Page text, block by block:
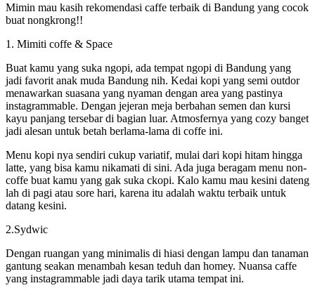
Mimin mau kasih rekomendasi caffe terbaik di Bandung yang cocok
buat nongkrong!!
1. Mimiti coffe & Space
Buat kamu yang suka ngopi, ada tempat ngopi di Bandung yang
jadi favorit anak muda Bandung nih. Kedai kopi yang semi outdor
menawarkan suasana yang nyaman dengan area yang pastinya
instagrammable. Dengan jejeran meja berbahan semen dan kursi
kayu panjang tersebar di bagian luar. Atmosfernya yang cozy banget
jadi alesan untuk betah berlama-lama di coffe ini.
Menu kopi nya sendiri cukup variatif, mulai dari kopi hitam hingga
latte, yang bisa kamu nikamati di sini. Ada juga beragam menu non-
coffe buat kamu yang gak suka ckopi. Kalo kamu mau kesini dateng
lah di pagi atau sore hari, karena itu adalah waktu terbaik untuk
datang kesini.
2.Sydwic
Dengan ruangan yang minimalis di hiasi dengan lampu dan tanaman
gantung seakan menambah kesan teduh dan homey. Nuansa caffe
yang instagrammable jadi daya tarik utama tempat ini.